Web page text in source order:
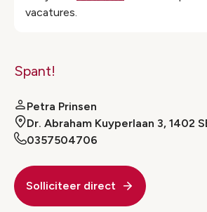
vacatures.
Spant!
Petra Prinsen
Dr. Abraham Kuyperlaan 3, 1402
0357504706
Solliciteer direct